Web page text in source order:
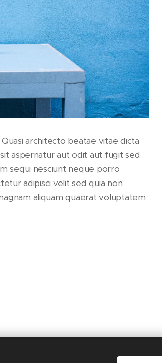
architecto beatae vitae dicta
aspernatur aut odit aut fugit sed
sequi nesciunt neque porro
adipisci velit sed quia non
aliquam quaerat voluptatem